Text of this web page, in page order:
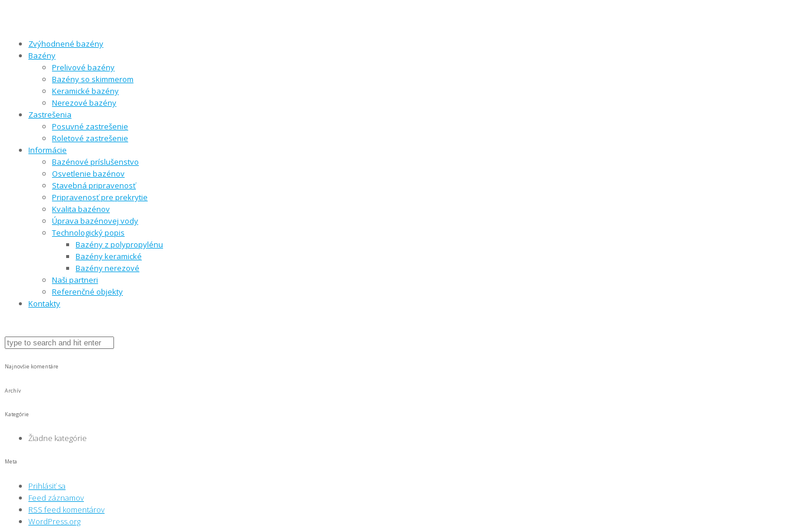
Zvýhodnené bazény
Bazény
Prelivové bazény
Bazény so skimmerom
Keramické bazény
Nerezové bazény
Zastrešenia
Posuvné zastrešenie
Roletové zastrešenie
Informácie
Bazénové príslušenstvo
Osvetlenie bazénov
Stavebná pripravenosť
Pripravenosť pre prekrytie
Kvalita bazénov
Úprava bazénovej vody
Technologický popis
Bazény z polypropylénu
Bazény keramické
Bazény nerezové
Naši partneri
Referenčné objekty
Kontakty
Najnovšie komentáre
Archív
Kategórie
Žiadne kategórie
Meta
Prihlásiť sa
Feed záznamov
RSS feed komentárov
WordPress.org